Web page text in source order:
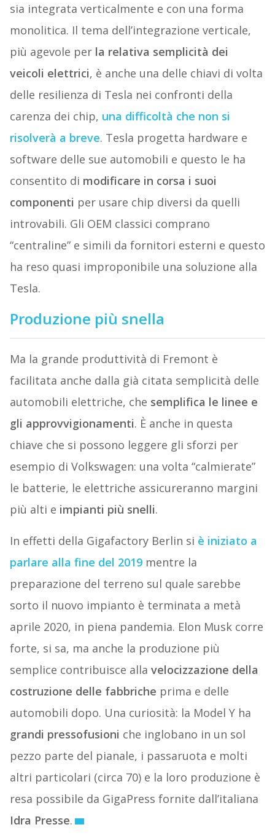
sia integrata verticalmente e con una forma
monolitica. Il tema dell’integrazione verticale,
più agevole per la relativa semplicità dei
veicoli elettrici, è anche una delle chiavi di volta
delle resilienza di Tesla nei confronti della
carenza dei chip, una difficoltà che non si
risolverà a breve. Tesla progetta hardware e
software delle sue automobili e questo le ha
consentito di modificare in corsa i suoi
componenti per usare chip diversi da quelli
introvabili. Gli OEM classici comprano
“centraline” e simili da fornitori esterni e questo
ha reso quasi improponibile una soluzione alla
Tesla.
Produzione più snella
Ma la grande produttività di Fremont è
facilitata anche dalla già citata semplicità delle
automobili elettriche, che semplifica le linee e
gli approvvigionamenti. È anche in questa
chiave che si possono leggere gli sforzi per
esempio di Volkswagen: una volta “calmierate”
le batterie, le elettriche assicureranno margini
più alti e impianti più snelli.
In effetti della Gigafactory Berlin si è iniziato a
parlare alla fine del 2019mentre la
preparazione del terreno sul quale sarebbe
sorto il nuovo impianto è terminata a metà
aprile 2020, in piena pandemia. Elon Musk corre
forte, si sa, ma anche la produzione più
semplice contribuisce alla velocizzazione della
costruzione delle fabbriche prima e delle
automobili dopo. Una curiosità: la Model Y ha
grandi pressofusioni che inglobano in un sol
pezzo parte del pianale, i passaruota e molti
altri particolari (circa 70) e la loro produzione è
resa possibile da GigaPress fornite dall’italiana
Idra Presse.